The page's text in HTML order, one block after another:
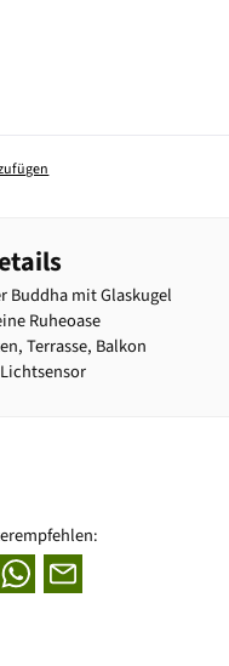
Buddha mit Glaskugel
Ruheoase
Terrasse, Balkon